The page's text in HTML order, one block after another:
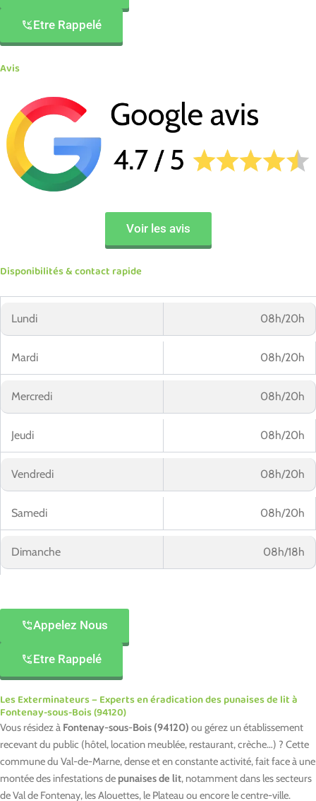
Etre Rappelé
Avis
Voir les avis
Disponibilités & contact rapide
Lundi 08h/20h
Mardi 08h/20h
Mercredi 08h/20h
Jeudi 08h/20h
Vendredi 08h/20h
Samedi 08h/20h
Dimanche 08h/18h
Appelez Nous
Etre Rappelé
Les Exterminateurs – Experts en éradication des punaises de lit à
Fontenay-sous-Bois (94120)
Vous résidez à Fontenay-sous-Bois (94120) ou gérez un établissement
recevant du public (hôtel, location meublée, restaurant, crèche…) ? Cette
commune du Val-de-Marne, dense et en constante activité, fait face à une
montée des infestations de punaises de lit, notamment dans les secteurs
de Val de Fontenay, les Alouettes, le Plateau ou encore le centre-ville.